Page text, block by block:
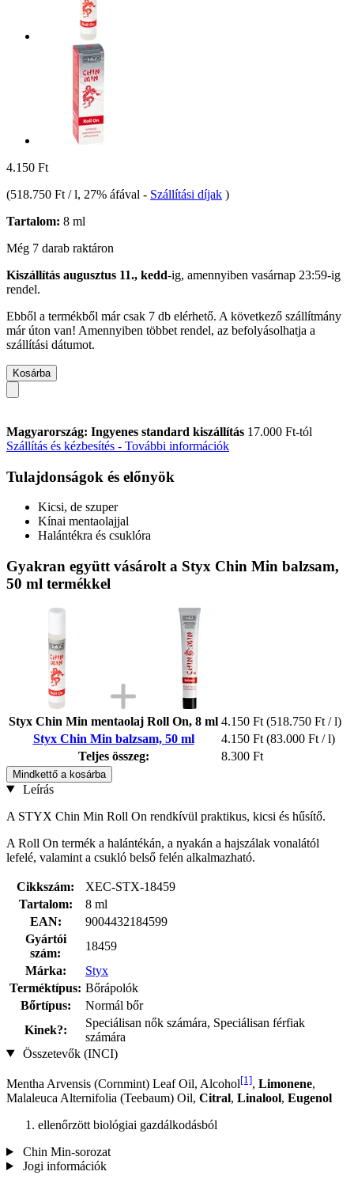
4.150 Ft
(518.750 Ft / l, 27% áfával - Szállítási díjak )
Tartalom: 8 ml
Még 7 darab raktáron
Kiszállítás augusztus 11., kedd-ig, amennyiben vasárnap 23:59-ig
rendel.
Ebből a termékből már csak 7 db elérhető. A következő szállítmány
már úton van! Amennyiben többet rendel, az befolyásolhatja a
szállítási dátumot.
Kosárba
Magyarország: Ingyenes standard kiszállítás 17.000 Ft-tól
Szállítás és kézbesítés - További információk
Tulajdonságok és előnyök
Kicsi, de szuper
Kínai mentaolajjal
Halántékra és csuklóra
Gyakran együtt vásárolt a Styx Chin Min balzsam,
50 ml termékkel
Styx Chin Min mentaolaj Roll On, 8 ml 4.150 Ft (518.750 Ft / l)
Styx Chin Min balzsam, 50 ml
4.150 Ft (83.000 Ft / l)
Teljes összeg:
8.300 Ft
Mindkettő a kosárba
Leírás
A STYX Chin Min Roll On rendkívül praktikus, kicsi és hűsítő.
A Roll On termék a halántékán, a nyakán a hajszálak vonalától
lefelé, valamint a csukló belső felén alkalmazható.
Cikkszám:
XEC-STX-18459
Tartalom:
8 ml
EAN:
9004432184599
Gyártói
szám:
18459
Márka:
Styx
Terméktípus: Bőrápolók
Bőrtípus:
Normál bőr
Kinek?:
Speciálisan nők számára, Speciálisan férfiak
számára
Összetevők (INCI)
Mentha Arvensis (Cornmint) Leaf Oil, Alcohol[1], Limonene,
Malaleuca Alternifolia (Teebaum) Oil, Citral, Linalool, Eugenol
ellenőrzött biológiai gazdálkodásból
Chin Min-sorozat
Jogi információk